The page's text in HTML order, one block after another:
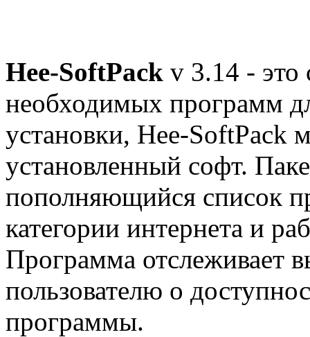
Hee-SoftPack v 3.14 - это
необходимых программ
установки, Hee-SoftPack
установленный софт.
пополняющийся список
категории интернета и
Программа отслеживает
пользователю о
программы.